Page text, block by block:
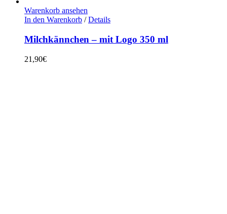
Warenkorb ansehen
In den Warenkorb / Details
Milchkännchen – mit Logo 350 ml
21,90€